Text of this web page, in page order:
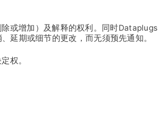
或增加）及解释的权利。同时Dataplugs
延期或细节的更改，而无须预先通知。
权。